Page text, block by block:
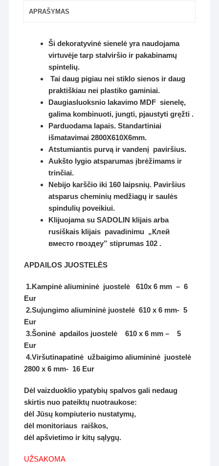
APRAŠYMAS
Ši dekoratyvinė sienelė yra naudojama
virtuvėje tarp stalviršio ir pakabinamų
spintelių.
Tai daug pigiau nei stiklo sienos ir daug
praktiškiau nei plastiko gaminiai.
Daugiasluoksnio lakavimo MDF sienelę,
galima kombinuoti, jungti, pjaustyti gręžti .
Parduodama lapais. Standartiniai
išmatavimai 2800X610X6mm.
Atstumiantis purvą ir vandenį paviršius.
Aukšto lygio atsparumas įbrėžimams ir
trinčiai.
Nebijo karščio iki 160 laipsnių. Paviršius
atsparus cheminių medžiagų ir saulės
spindulių poveikiui.
Klijuojama su SADOLIN klijais arba
rusiškais klijais pavadinimu „Клей
вместо гвоздey” stiprumas 102 .
APDAILOS JUOSTELĖS
1.Kampinė aliumininė juostelė 610x 6 mm – 6
Eur
2.Sujungimo aliumininė juostelė 610 x 6 mm- 5
Eur
3.Šoninė apdailos juostelė 610 x 6 mm – 5
Eur
4.Viršutinapatinė užbaigimo aliumininė juostelė
2800 x 6 mm- 16 Eur
Dėl vaizduoklio ypatybių spalvos gali nedaug
skirtis nuo pateiktų nuotraukose:
dėl Jūsų kompiuterio nustatymų,
dėl monitoriaus raiškos,
dėl apšvietimo ir kitų sąlygų.
UŽSAKOMA